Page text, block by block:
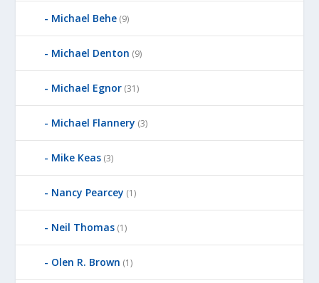
Michael Behe (9)
Michael Denton (9)
Michael Egnor (31)
Michael Flannery (3)
Mike Keas (3)
Nancy Pearcey (1)
Neil Thomas (1)
Olen R. Brown (1)